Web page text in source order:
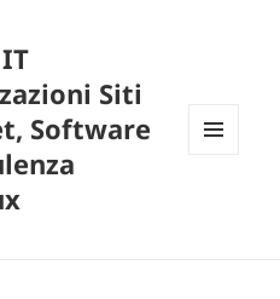
Siti
Software